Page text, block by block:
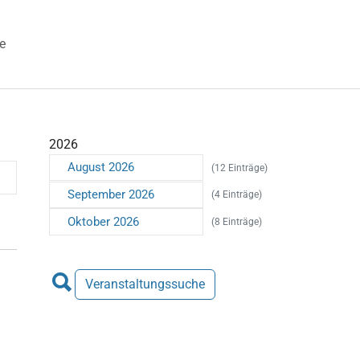
2026
August 2026 (12 Einträge)
September 2026 (4 Einträge)
Oktober 2026 (8 Einträge)
Veranstaltungssuche